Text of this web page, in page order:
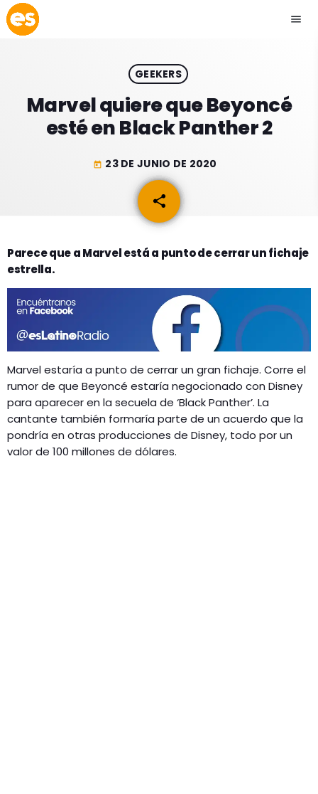
menu
play_arrow EMISIÓN LA PAZ
EMISIÓN COCHABAMBA
ACTUALIDAD
ENTRETENIMIENTO
LOS + TOP
INICIO
RADIO SPLENDID
CONTACTO
GEEKERS
Marvel quiere que Beyoncé
esté en Black Panther 2
today 23 DE JUNIO DE 2020
share
email
Parece que a Marvel está a punto de cerrar un fichaje
estrella.
Marvel estaría a punto de cerrar un gran fichaje. Corre el
rumor de que Beyoncé estaría negocionado con Disney
para aparecer en la secuela de ‘Black Panther’. La
cantante también formaría parte de un acuerdo que la
pondría en otras producciones de Disney, todo por un
valor de 100 millones de dólares.